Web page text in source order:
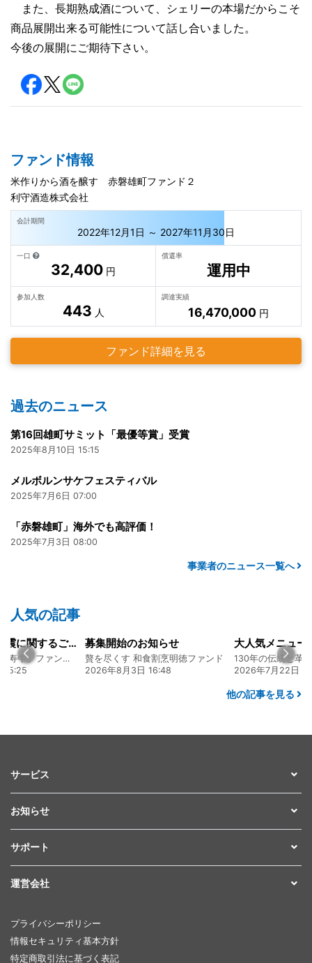
また、長期熟成酒について、シェリーの本場だからこそ
商品展開出来る可能性について話し合いました。
今後の展開にご期待下さい。
ファンド情報
米作りから酒を醸す 赤磐雄町ファンド２
利守酒造株式会社
会計期間
2022年12月1日 ～ 2027年11月30日
一口
32,400 円
償還率
運用中
参加人数
443 人
調達実績
16,470,000 円
ファンド詳細を見る
過去のニュース
第16回雄町サミット「最優等賞」受賞
2025年8月10日 15:15
メルボルンサケフェスティバル
2025年7月6日 07:00
「赤磐雄町」海外でも高評価！
2025年7月3日 08:00
事業者のニュース一覧へ
人気の記事
令和8年熊本地震に関するご報告
熊本 あか牛「延寿牛」ファンド2026
15:25
募集開始のお知らせ
贅を尽くす 和食割烹明徳ファンド
2026年8月3日 16:48
2026年7月22日
他の記事を見る
サービス
お知らせ
サポート
運営会社
プライバシーポリシー
情報セキュリティ基本方針
特定商取引法に基づく表記